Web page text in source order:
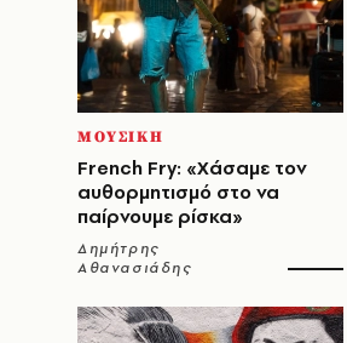
ΜΟΥΣΙΚΗ
French Fry: «Χάσαμε τον
αυθορμητισμό στο να
παίρνουμε ρίσκα»
Δημήτρης
Αθανασιάδης